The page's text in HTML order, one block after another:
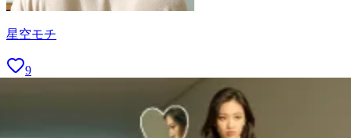
星空モチ
9